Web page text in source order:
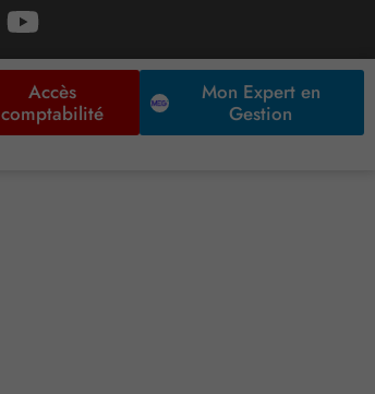
Accès
comptabilité
Mon Expert en
Gestion